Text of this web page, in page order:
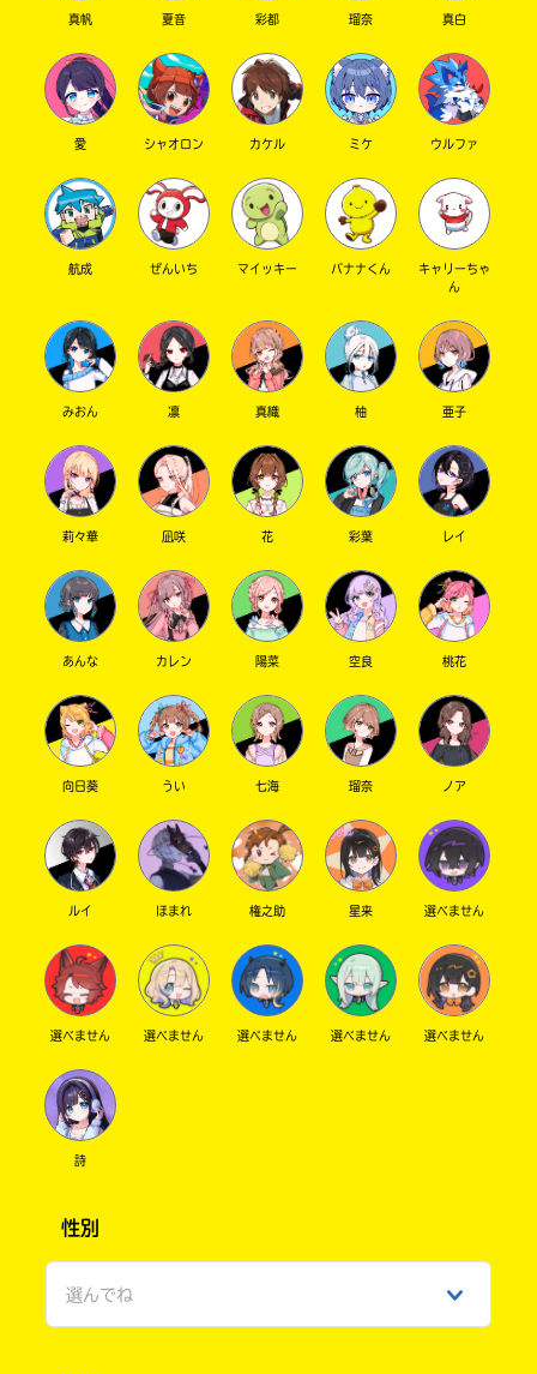
真帆 夏音 彩都 瑠奈 真白
愛 シャオロン カケル ミケ ウルファ
航成 ぜんいち マイッキー バナナくん
キャリーちゃ
ん
みおん 凛 真織 柚 亜子
莉々華 凪咲 花 彩葉 レイ
あんな カレン 陽菜 空良 桃花
向日葵 うい 七海 瑠奈 ノア
ルイ ほまれ 権之助 星来 選べません
選べません 選べません 選べません 選べません 選べません
詩
性別
選んでね